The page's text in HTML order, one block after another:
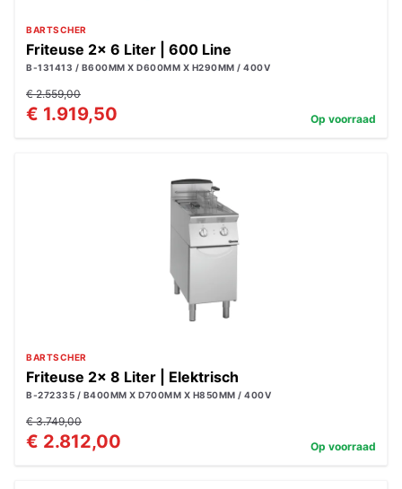
BARTSCHER
Friteuse 2x 6 Liter | 600 Line
B-131413 / B600MM X D600MM X H290MM / 400V
€ 2.559,00
€ 1.919,50 Op voorraad
BARTSCHER
Friteuse 2x 8 Liter | Elektrisch
B-272335 / B400MM X D700MM X H850MM / 400V
€ 3.749,00
€ 2.812,00 Op voorraad